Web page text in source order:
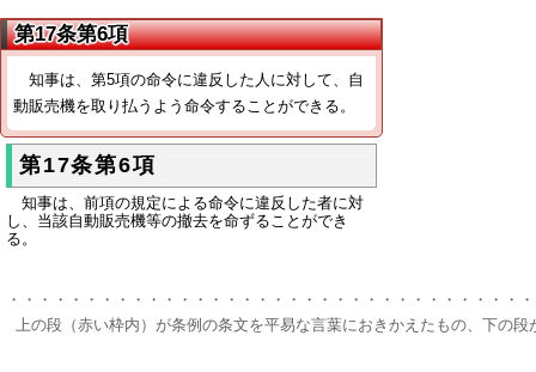
第17条第6項
知事は、第5項の命令に違反した人に対して、自
動販売機を取り払うよう命令することができる。
第17条第6項
知事は、前項の規定による命令に違反した者に対
し、当該自動販売機等の撤去を命ずることができ
る。
・・・・・・・・・・・・・・・・・・・・・・・・・・・・・・・・・
上の段（赤い枠内）が条例の条文を平易な言葉におきかえたもの、下の